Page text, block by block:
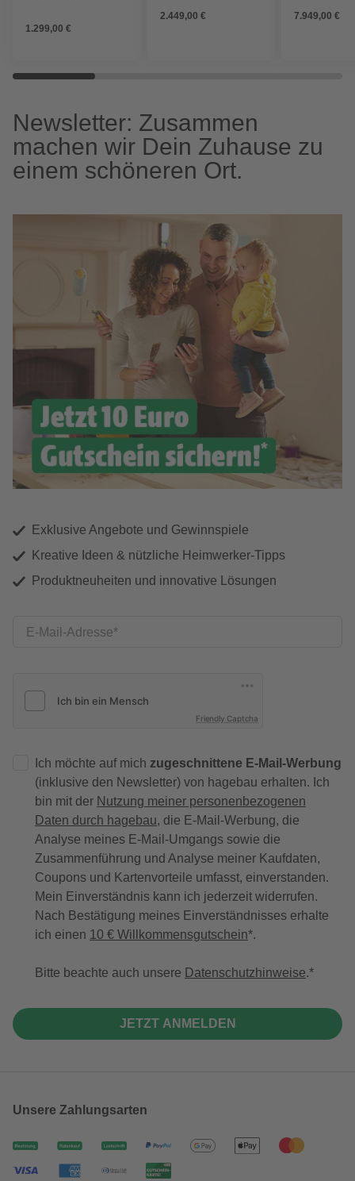
1.299,00 €
Steuerung
2.449,00 €
7.949,00 €
Newsletter: Zusammen
machen wir Dein Zuhause zu
einem schöneren Ort.
Exklusive Angebote und Gewinnspiele
Kreative Ideen & nützliche Heimwerker-Tipps
Produktneuheiten und innovative Lösungen
E-Mail-Adresse
Friendly Captcha
Ich möchte auf mich zugeschnittene E-Mail-Werbung
(inklusive den Newsletter) von hagebau erhalten. Ich
bin mit der Nutzung meiner personenbezogenen
Daten durch hagebau, die E-Mail-Werbung, die
Analyse meines E-Mail-Umgangs sowie die
Zusammenführung und Analyse meiner Kaufdaten,
Coupons und Kartenvorteile umfasst, einverstanden.
Mein Einverständnis kann ich jederzeit widerrufen.
Nach Bestätigung meines Einverständnisses erhalte
ich einen 10 € Willkommensgutschein*.
Bitte beachte auch unsere Datenschutzhinweise.
JETZT ANMELDEN
Unsere Zahlungsarten